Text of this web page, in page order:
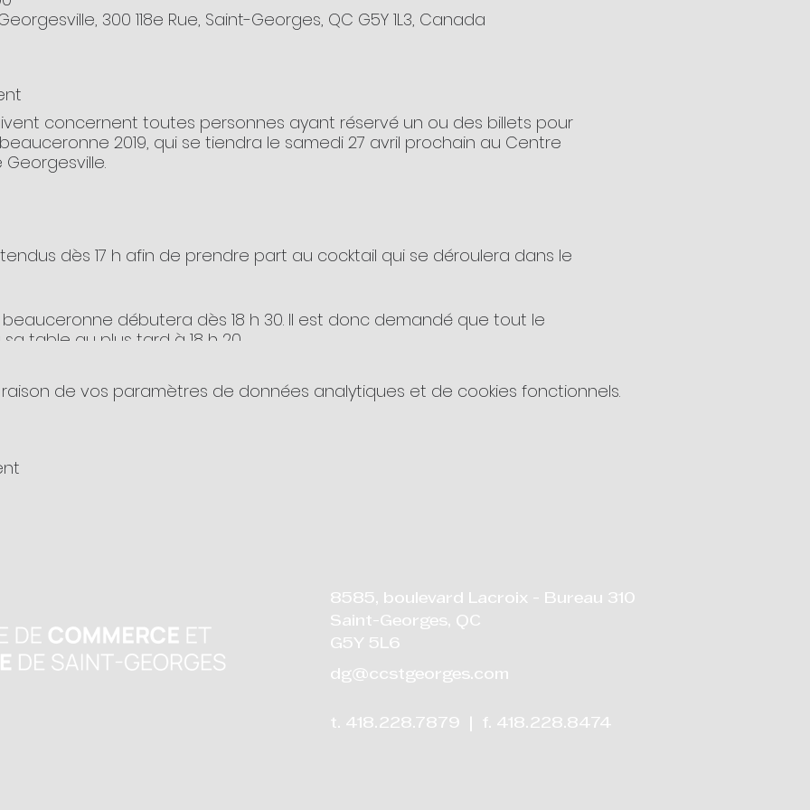
300 118e Rue, Saint-Georges, QC G5Y 1L3, Canada
concernent toutes personnes ayant réservé un ou des billets pour
2019, qui se tiendra le samedi 27 avril prochain au Centre
dès 17 h afin de prendre part au cocktail qui se déroulera dans le
débutera dès 18 h 30. Il est donc demandé que tout le
table au plus tard à 18 h 20.
vos places réservées dans la salle vous seront assignées lors de
et la remise des numéros de table se feront au 2e étage du
présentateurs de prix et que vous souhaitez connaître l'ordre de
- Volet industriel
- Volet commercial
de vos paramètres de données analytiques et de cookies fonctionnels.
8585, boulevard Lacroix - Bureau 310
Saint-Georges, QC
G5Y 5L6
dg@ccstgeorges.com
t. 418.228.7879 | f. 418.228.8474